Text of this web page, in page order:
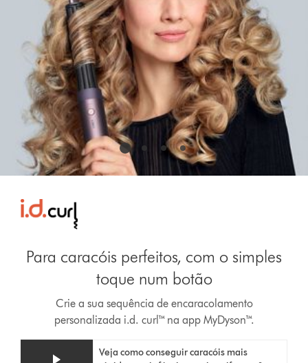
Para caracóis perfeitos, com o simples
toque num botão
Crie a sua sequência de encaracolamento
personalizada i.d. curl™ na app MyDyson™.
Transcript
Veja como conseguir caracóis mais